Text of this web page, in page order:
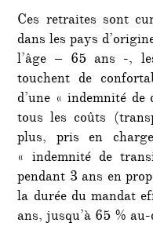
Ces retraites sont
dans les pays
l’âge – 65 ans -,
touchent de
d’une « indemnité
tous les coûts
plus, pris en
« indemnité de
pendant 3 ans en
la durée du mandat
ans, jusqu’à 65 %